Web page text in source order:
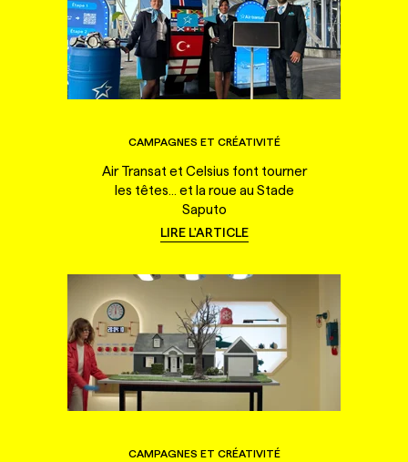
CAMPAGNES ET CRÉATIVITÉ
Air Transat et Celsius font tourner
les têtes... et la roue au Stade
Saputo
LIRE L'ARTICLE
CAMPAGNES ET CRÉATIVITÉ